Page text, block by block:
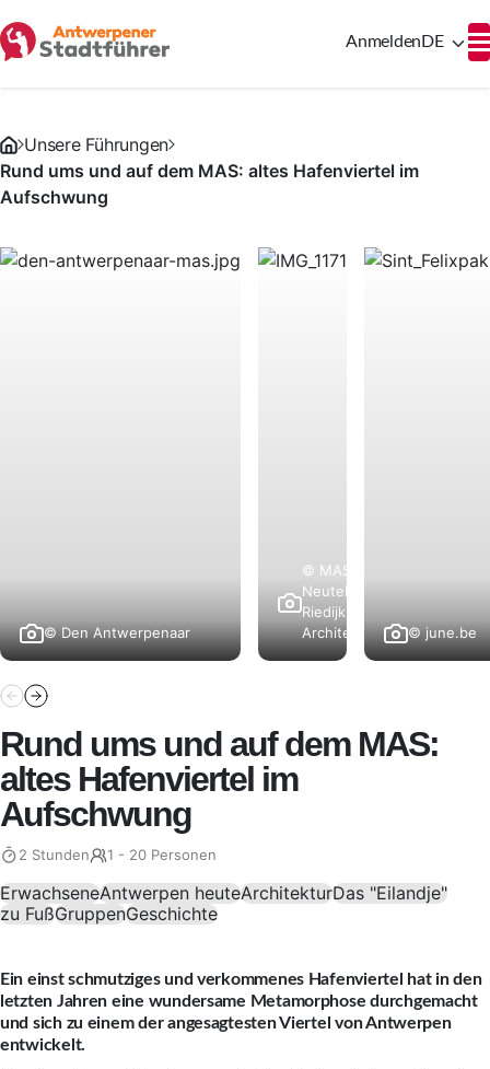
Anmelden DE
Unsere Führungen
Rund ums und auf dem MAS: altes Hafenviertel im
Aufschwung
© Den Antwerpenaar
© MAS |
Neutelings
Riedijk
Architects
© june.be
Rund ums und auf dem MAS:
altes Hafenviertel im
Aufschwung
2 Stunden 1 - 20 Personen
ErwachseneAntwerpen heuteArchitekturDas "Eilandje"
zu FußGruppenGeschichte
Ein einst schmutziges und verkommenes Hafenviertel hat in den
letzten Jahren eine wundersame Metamorphose durchgemacht
und sich zu einem der angesagtesten Viertel von Antwerpen
entwickelt.